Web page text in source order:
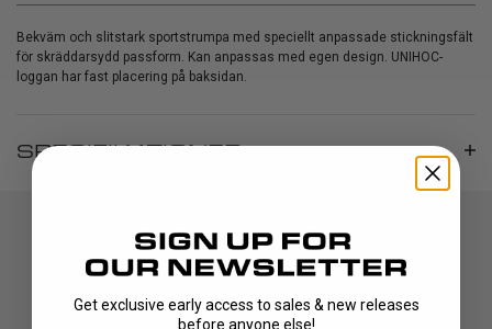
Bekväm och slitstark sportstrumpa med speciellt anpassade stickningsfält
för skräddarsydd passform. Kan anpassas med egen design. UNIHOC-
loggan har fast placering på baksidan.
SPECIFIKATIONER
Get exclusive early access to sales & new releases
before anyone else!